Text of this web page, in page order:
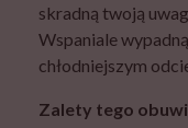
skradną twoją
Wspaniale
chłodniejszym
Zalety tego